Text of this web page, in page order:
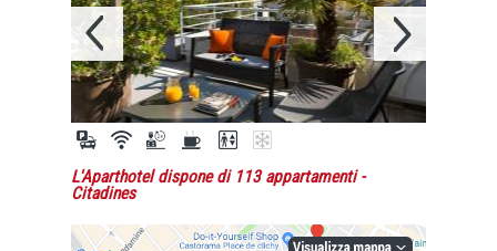
L'Aparthotel dispone di 113 appartamenti-
Citadines